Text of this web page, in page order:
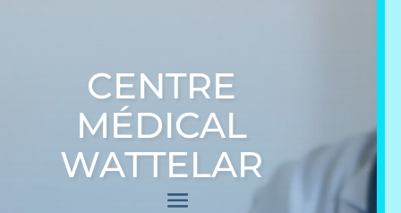
CENTRE
MÉDICAL
WATTELAR